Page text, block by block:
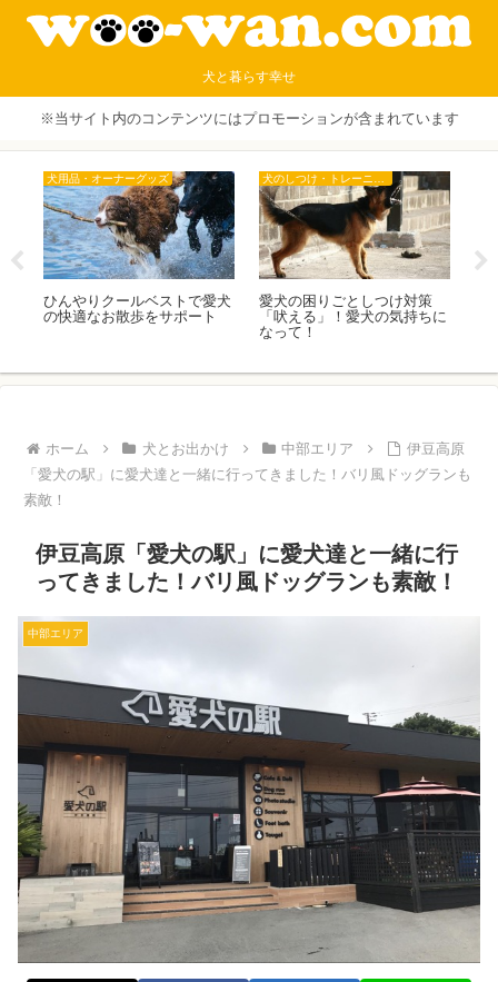
犬と暮らす幸せ
※当サイト内のコンテンツにはプロモーションが含まれています
犬用品・オーナーグッズ
ひんやりクールベストで愛犬
の快適なお散歩をサポート
愛犬の困りごとしつけ対策
「吠える」！愛犬の気持ちに
なって！
ホーム 犬とお出かけ 中部エリア
伊豆高原
「愛犬の駅」に愛犬達と一緒に行ってきました！バリ風ドッグランも
素敵！
伊豆高原「愛犬の駅」に愛犬達と一緒に行
ってきました！バリ風ドッグランも素敵！
中部エリア